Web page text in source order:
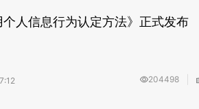
个人信息行为认定方法》正式发布
204498